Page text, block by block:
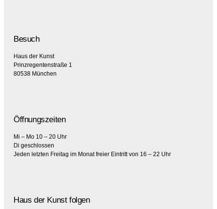
Besuch
Haus der Kunst
Prinzregentenstraße 1
80538 München
Öffnungszeiten
Mi – Mo 10 – 20 Uhr
Di geschlossen
Jeden letzten Freitag im Monat freier Eintritt von 16 – 22 Uhr
Haus der Kunst folgen